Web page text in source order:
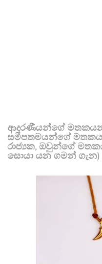
ආදරණීයන්ගේ
සමීපතමයන්ගේ
රාජ්‍යක, ඔවුන්ගේ
සොයා යන ගමන් ගැන)